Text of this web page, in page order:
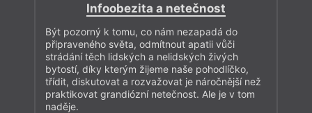
Infoobezita a netečnost
Být pozorný k tomu, co nám nezapadá do
připraveného světa, odmítnout apatii vůči
strádání těch lidských a nelidských živých
bytostí, díky kterým žijeme naše pohodlíčko,
třídit, diskutovat a rozvažovat je náročnější než
praktikovat grandiózní netečnost. Ale je v tom
naděje.